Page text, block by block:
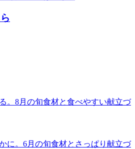
。8月の旬食材と食べやすい献立づ
に。6月の旬食材とさっぱり献立づ